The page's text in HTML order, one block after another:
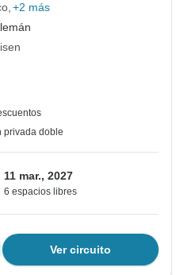
+2 más
privada doble
11 mar., 2027
6 espacios libres
Ver circuito